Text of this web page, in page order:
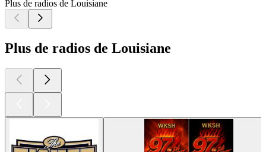
Plus de radios de Louisiane
Plus de radios de Louisiane